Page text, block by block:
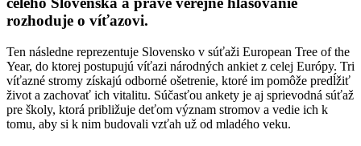
rozhoduje o víťazovi.
Ten následne reprezentuje Slovensko v súťaži European Tree of the
Year, do ktorej postupujú víťazi národných ankiet z celej Európy. Tri
víťazné stromy získajú odborné ošetrenie, ktoré im pomôže predĺžiť
život a zachovať ich vitalitu. Súčasťou ankety je aj sprievodná súťaž
pre školy, ktorá približuje deťom význam stromov a vedie ich k
tomu, aby si k nim budovali vzťah už od mladého veku.